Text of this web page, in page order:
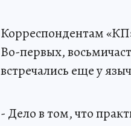
Корреспондентам
Во-первых,
встречались еще у
- Дело в том, что